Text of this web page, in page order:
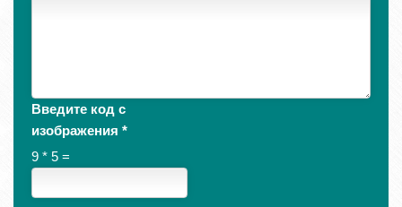
Введите код с
изображения *
9 * 5 =